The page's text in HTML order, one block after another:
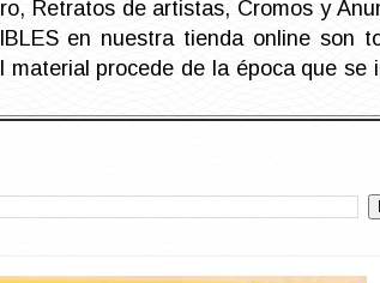
Retratos de artistas, Cromos y
en nuestra tienda online son
material procede de la época que